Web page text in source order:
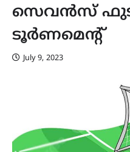
സെവൻസ്
ടൂർണമെന്‍റ്
July 9, 2023